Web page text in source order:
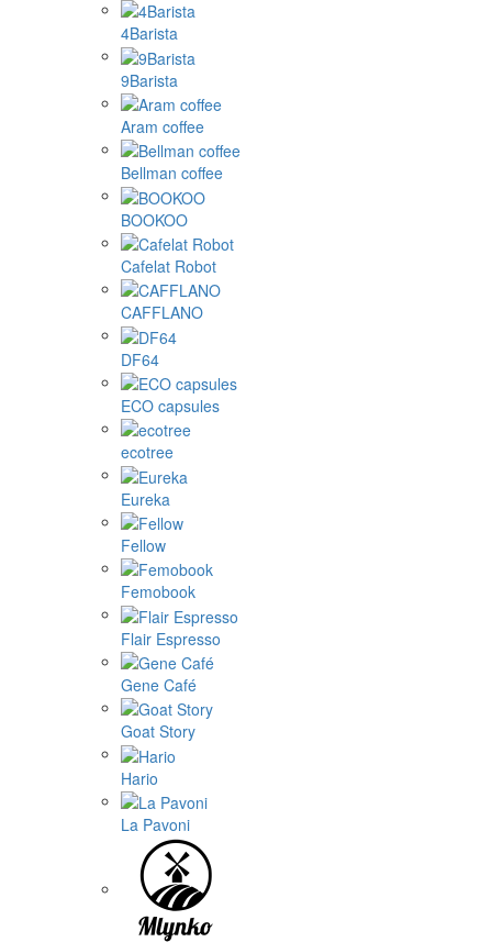
4Barista
9Barista
Aram coffee
Bellman coffee
BOOKOO
Cafelat Robot
CAFFLANO
DF64
ECO capsules
ecotree
Eureka
Fellow
Femobook
Flair Espresso
Gene Café
Goat Story
Hario
La Pavoni